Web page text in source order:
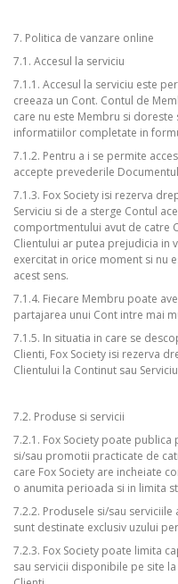
7. Politica de vanzare online
7.1. Accesul la serviciu
7.1.1. Accesul la serviciu este
creeaza un Cont. Contul de
care nu este Membru si
informatiilor completate in
7.1.2. Pentru a i se permite
accepte prevederile
7.1.3. Fox Society isi rezerva
Serviciu si de a sterge Contul
comportmentului avut de catre
Clientului ar putea prejudicia in
exercitat in orice moment si nu
acest sens.
7.1.4. Fiecare Membru poate
partajarea unui Cont intre mai
7.1.5. In situatia in care se
Clienti, Fox Society isi rezerva
Clientului la Continut sau
7.2. Produse si servicii
7.2.1. Fox Society poate
si/sau promotii practicate de
care Fox Society are incheiate
o anumita perioada si in limita
7.2.2. Produsele si/sau
sunt destinate exclusiv uzului
7.2.3. Fox Society poate limita
sau servicii disponibile pe site